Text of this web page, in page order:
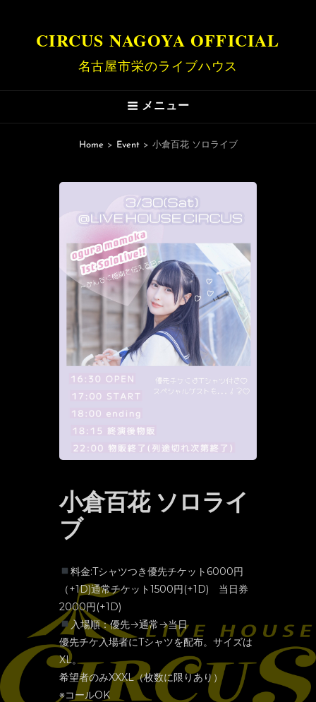
CIRCUS NAGOYA OFFICIAL
名古屋市栄のライブハウス
メニュー
Home > Event > 小倉百花 ソロライブ
小倉百花 ソロライ
ブ
料金:Tシャツつき優先チケット6000円
（+1D)通常チケット1500円(+1D) 当日券
2000円(+1D)
入場順：優先→通常→当日
優先チケ入場者にTシャツを配布。サイズは
XL。
希望者のみXXXL（枚数に限りあり）
※コールOK